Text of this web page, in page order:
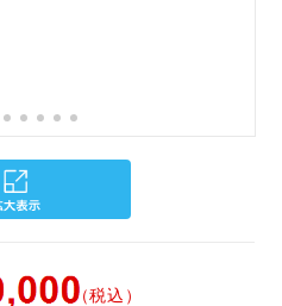
（税込）